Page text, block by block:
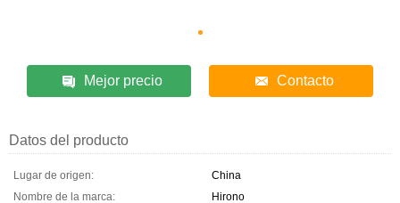
Mejor precio Contacto
Datos del producto
Lugar de origen:
China
Nombre de la marca:
Hirono